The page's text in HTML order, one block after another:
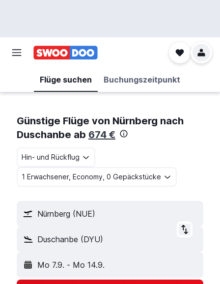
Flüge suchen Buchungszeitpunkt
Günstige Flüge von Nürnberg nach
Duschanbe ab 674 €
Hin- und Rückflug
1 Erwachsener, Economy, 0 Gepäckstücke
Nürnberg (NUE)
Duschanbe (DYU)
Mo 7.9. - Mo 14.9.